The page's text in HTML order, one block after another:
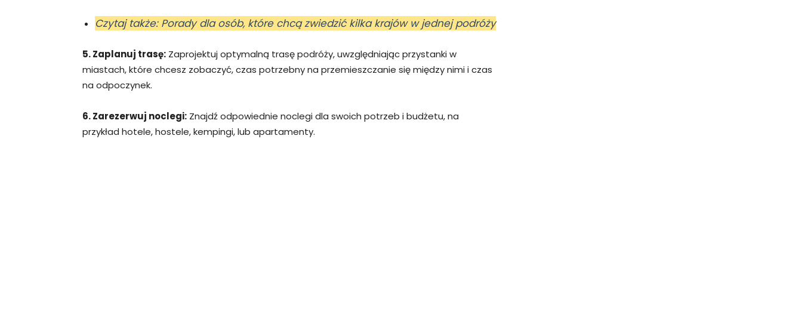
Czytaj także: Porady dla osób, które chcą zwiedzić kilka krajów w jednej podróży
5. Zaplanuj trasę: Zaprojektuj optymalną trasę podróży, uwzględniając przystanki w
miastach, które chcesz zobaczyć, czas potrzebny na przemieszczanie się między nimi i czas
na odpoczynek.
6. Zarezerwuj noclegi: Znajdź odpowiednie noclegi dla swoich potrzeb i budżetu, na
przykład hotele, hostele, kempingi, lub apartamenty.